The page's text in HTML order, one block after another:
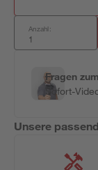
Anzahl:
Fragen
Sofort-
Unsere